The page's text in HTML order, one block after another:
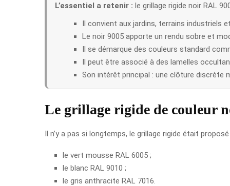
L’essentiel a retenir : le grillage rigide noir RAL
Il convient aux jardins, terrains industriels
Le noir 9005 apporte un rendu sobre et
Il se démarque des couleurs standard
Il peut être associé à des lamelles
Son intérêt principal : une clôture discrète
Le grillage rigide de couleur
Il n’y a pas si longtemps, le grillage rigide était
le vert mousse RAL 6005 ;
le blanc RAL 9010 ;
le gris anthracite RAL 7016.